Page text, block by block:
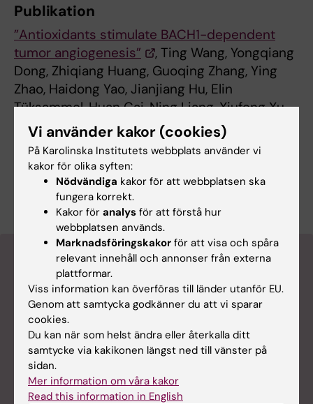
Publikation
”Antioxidants stimulate BACH1-dependent
tumor angiogenesis”
, Ting Wang, Yongqiang
Dong, Zhiqiang Huang, Guoqing Zhang, Ying
Zhao, Haidong Yao, Jianjiang Hu, Elin
Tüksammel, Huan Cai, Ning Liang, Xiufeng Xu,
Xijie Yang, Sarah Schmidt, Xi Qiao, Susanne
Schlisio, Staffan Strömblad, Hong Qian,
Changtao Jiang, Eckardt Treuter, Martin O.
Bergö. Journal of Clinical Investigation , online
31 augusti 2023, doi: 10.1172/JCI169671.
Prenumerera på populärvetenskapliga
nyheter
Vi använder kakor (cookies)
På Karolinska Institutets webbplats använder vi
kakor för olika syften:
Nödvändiga kakor för att webbplatsen ska
fungera korrekt.
Kakor för analys för att förstå hur
webbplatsen används.
Marknadsföringskakor för att visa och spåra
relevant innehåll och annonser från externa
plattformar.
Viss information kan överföras till länder utanför EU.
Genom att samtycka godkänner du att vi sparar
cookies.
Du kan när som helst ändra eller återkalla ditt
samtycke via kakikonen längst ned till vänster på
sidan.
Mer information om våra kakor
Read this information in English